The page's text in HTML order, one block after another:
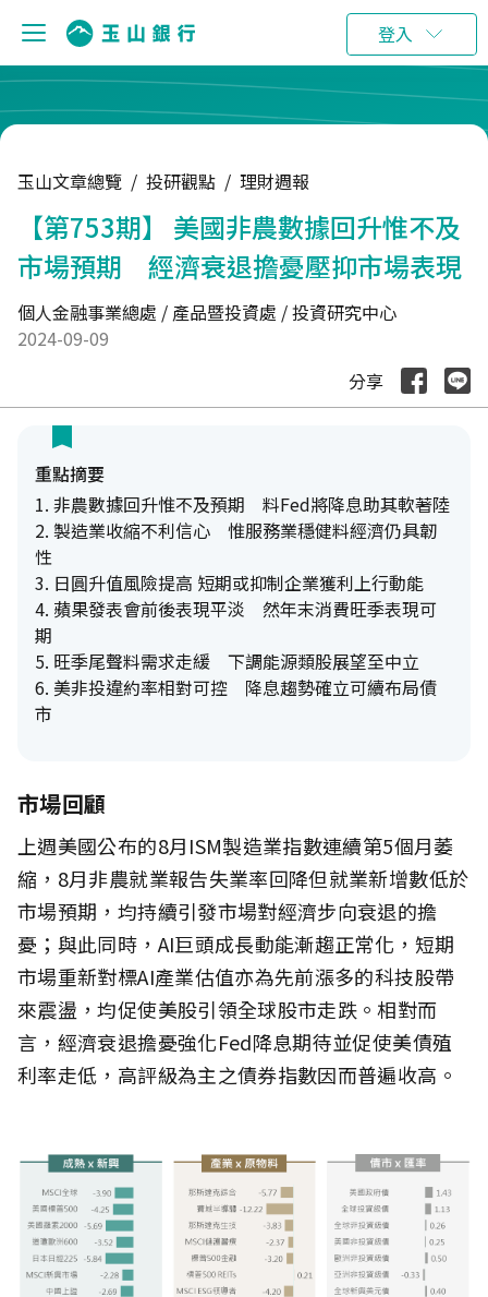
登入
玉山文章總覽 / 投研觀點 / 理財週報
【第753期】 美國非農數據回升惟不及
市場預期 經濟衰退擔憂壓抑市場表現
個人金融事業總處 / 產品暨投資處 / 投資研究中心
2024-09-09
分享
重點摘要
1. 非農數據回升惟不及預期 料Fed將降息助其軟著陸
2. 製造業收縮不利信心 惟服務業穩健料經濟仍具韌
性
3. 日圓升值風險提高 短期或抑制企業獲利上行動能
4. 蘋果發表會前後表現平淡 然年末消費旺季表現可
期
5. 旺季尾聲料需求走緩 下調能源類股展望至中立
6. 美非投違約率相對可控 降息趨勢確立可續布局債
市
市場回顧
上週美國公布的8月ISM製造業指數連續第5個月萎
縮，8月非農就業報告失業率回降但就業新增數低於
市場預期，均持續引發市場對經濟步向衰退的擔
憂；與此同時，AI巨頭成長動能漸趨正常化，短期
市場重新對標AI產業估值亦為先前漲多的科技股帶
來震盪，均促使美股引領全球股市走跌。相對而
言，經濟衰退擔憂強化Fed降息期待並促使美債殖
利率走低，高評級為主之債券指數因而普遍收高。